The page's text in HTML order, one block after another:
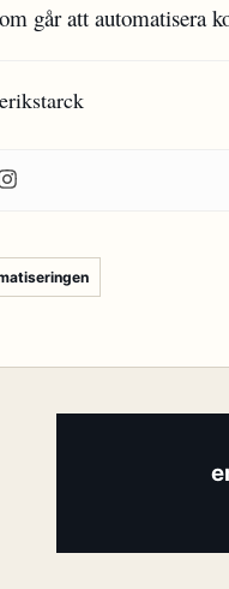
går att automatisera
erikstarck